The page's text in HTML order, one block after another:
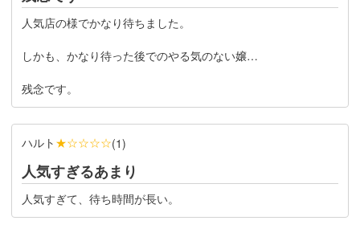
人気店の様でかなり待ちました。
しかも、かなり待った後でのやる気のない嬢…
残念です。
ハルト ★☆☆☆☆(1)
人気すぎるあまり
人気すぎて、待ち時間が長い。